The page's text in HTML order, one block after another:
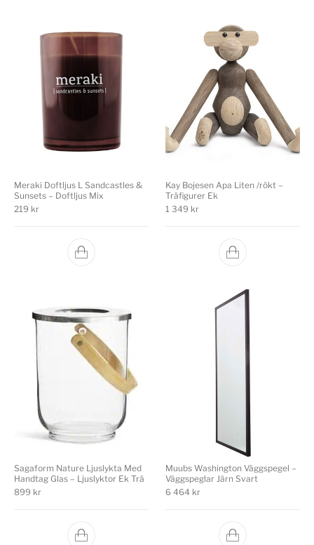
Meraki Doftljus L Sandcastles &
Sunsets – Doftljus Mix
219 kr
Kay Bojesen Apa Liten /rökt –
Träfigurer Ek
1 349 kr
Sagaform Nature Ljuslykta Med
Handtag Glas – Ljuslyktor Ek Trä
899 kr
Muubs Washington Väggspegel –
Väggspeglar Järn Svart
6 464 kr